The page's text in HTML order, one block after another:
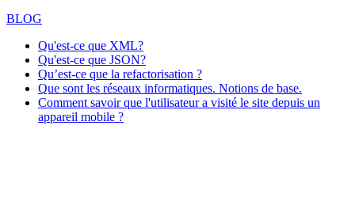
BLOG
Qu'est-ce que XML?
Qu'est-ce que JSON?
Qu’est-ce que la refactorisation ?
Que sont les réseaux informatiques. Notions de base.
Comment savoir que l'utilisateur a visité le site depuis un
appareil mobile ?